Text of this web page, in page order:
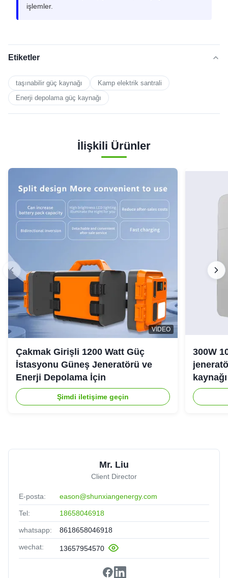
işlemler.
Etiketler
taşınabilir güç kaynağı
Kamp elektrik santrali
Enerji depolama güç kaynağı
İlişkili Ürünler
VIDEO
Çakmak Girişli 1200 Watt Güç
İstasyonu Güneş Jeneratörü ve
Enerji Depolama İçin
Şimdi iletişime geçin
300W
Mr. Liu
Client Director
E-posta: eason@shunxiangenergy.com
Tel: 18658046918
whatsapp: 8618658046918
wechat: 13657954570